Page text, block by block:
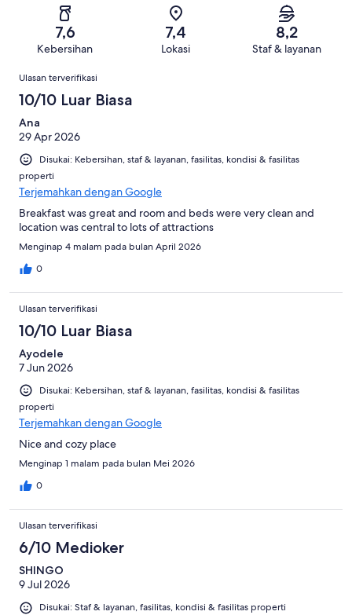
dari
ulasan
7,6
Kebersihan
7,4
Lokasi
8,2
Staf & layanan
Ulasan
Ulasan terverifikasi
10/10 Luar Biasa
Ana
29 Apr 2026
Disukai: Kebersihan, staf & layanan, fasilitas, kondisi & fasilitas
properti
Terjemahkan dengan Google
Breakfast was great and room and beds were very clean and
location was central to lots of attractions
Menginap 4 malam pada bulan April 2026
0
Ulasan terverifikasi
10/10 Luar Biasa
Ayodele
7 Jun 2026
Disukai: Kebersihan, staf & layanan, fasilitas, kondisi & fasilitas
properti
Terjemahkan dengan Google
Nice and cozy place
Menginap 1 malam pada bulan Mei 2026
0
Ulasan terverifikasi
6/10 Medioker
SHINGO
9 Jul 2026
Disukai: Staf & layanan, fasilitas, kondisi & fasilitas properti